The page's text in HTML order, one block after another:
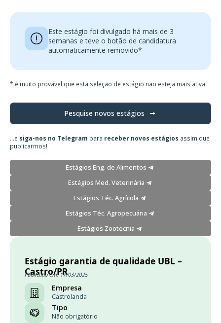
Este estágio foi divulgado há mais de 3
semanas e teve o botão de candidatura
automaticamente removido*
* é muito provável que esta seleção de estágio não esteja mais ativa
Pesquise novos estágios
...e siga-nos no Telegram para receber novos estágios assim que
publicarmos!
Estágios Eng. de Alimentos
Estágios Med. Veterinária
Estágios Téc. Agrícola
Estágios Téc. Agropecuária
Estágios Zootecnia
Estágio garantia de qualidade UBL –
Castro/PR
Publicado em: 17/03/2025
Empresa
Castrolanda
Tipo
Não obrigatório